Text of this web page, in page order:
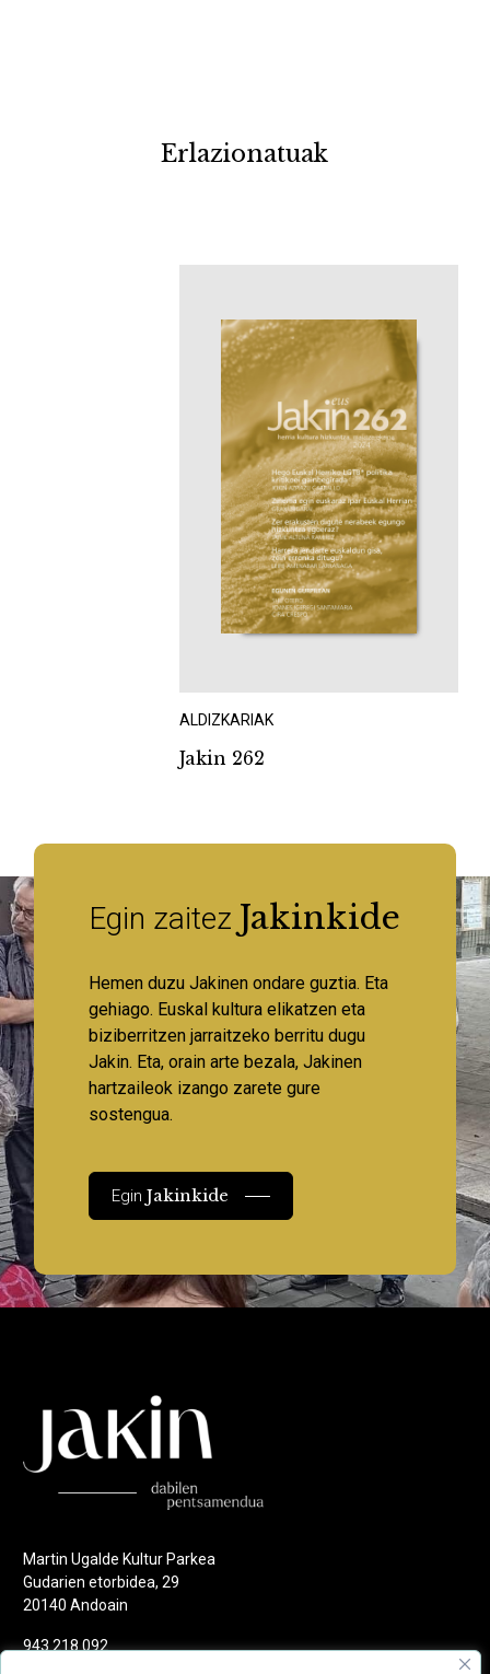
Erlazionatuak
ALDIZKARIAK
Jakin 262
Egin zaitez Jakinkide
Hemen duzu Jakinen ondare guztia. Eta
gehiago. Euskal kultura elikatzen eta
biziberritzen jarraitzeko berritu dugu
Jakin. Eta, orain arte bezala, Jakinen
hartzaileok izango zarete gure
sostengua.
EginJakinkide
Martin Ugalde Kultur Parkea
Gudarien etorbidea, 29
20140 Andoain
943 218 092